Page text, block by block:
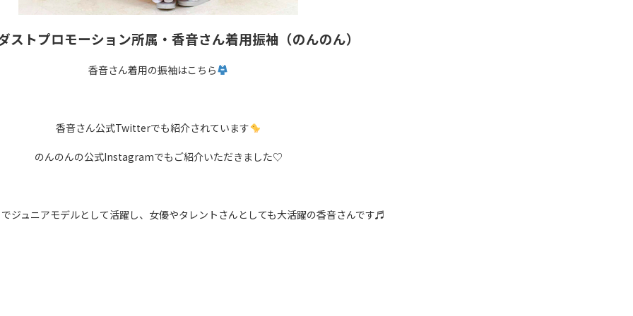
ストプロモーション所属・香音さん着用振袖（のんのん）
香音さん着用の振袖はこちら
香音さん公式Twitterでも紹介されています
のんのんの公式Instagramでもご紹介いただきました♡
ジュニアモデルとして活躍し、女優やタレントさんとしても大活躍の香音さんです♬